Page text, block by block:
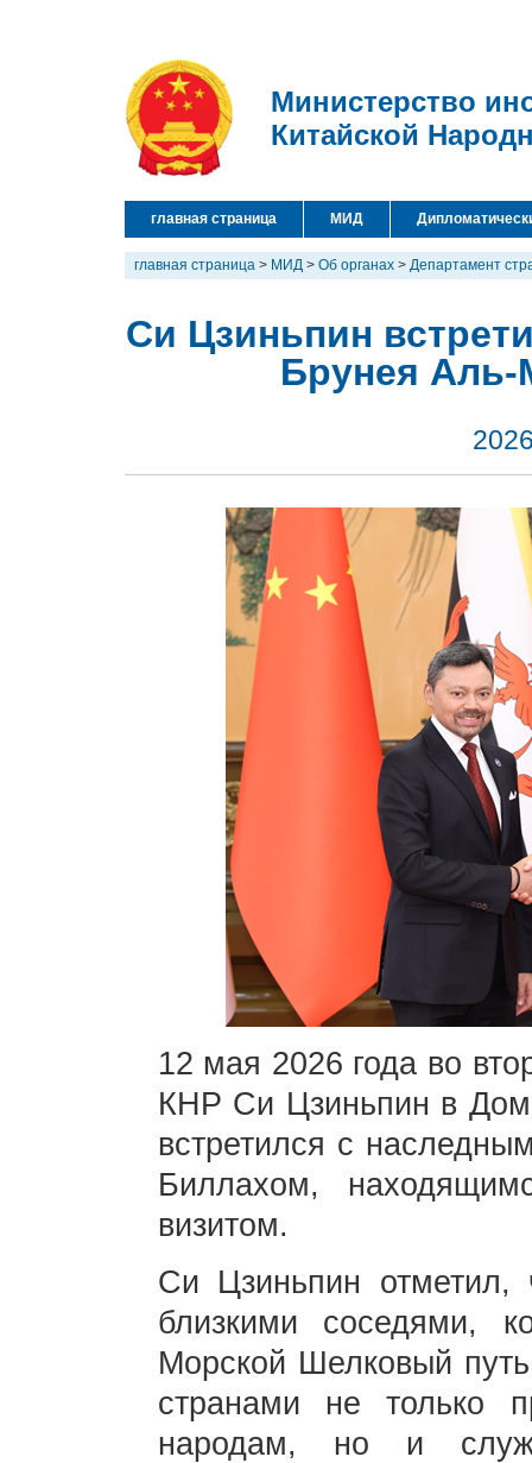
Министерство
Китайской
главная страница МИД
главная страница > МИД > Об органах > Департамент
Си Цзиньпин
Брунея
12 мая 2026 года во
КНР Си Цзиньпин в
встретился с
Биллахом,
визитом.
Си Цзиньпин отметил,
близкими соседями,
Морской Шелковый
странами не только
народам, но и